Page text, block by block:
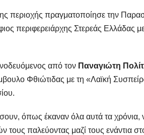
περιοχής πραγματοποίησε την
περιφερειάρχης Στερεάς Ελλάδας
από τον Παναγιώτη
Φθιώτιδας με τη «Λαϊκή
όπως έκαναν όλα αυτά τα χρόνια,
παλεύοντας μαζί τους ενάντια